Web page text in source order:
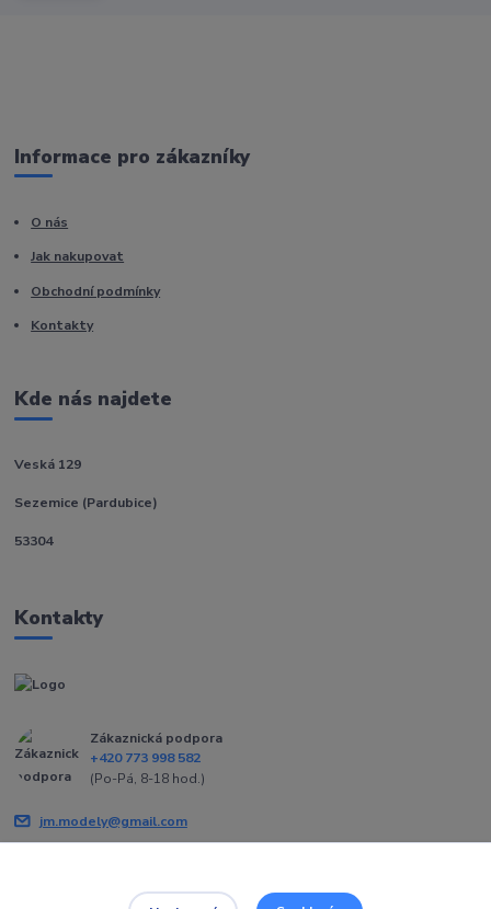
Informace pro zákazníky
O nás
Jak nakupovat
Obchodní podmínky
Kontakty
Kde nás najdete
Veská 129
Sezemice (Pardubice)
53304
Kontakty
Zákaznická podpora
+420 773 998 582
(Po-Pá, 8-18 hod.)
jm.modely@gmail.com